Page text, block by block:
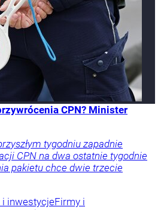
CPN? Minister
tygodniu zapadnie
CPN na dwa ostatnie tygodnie
pakietu chce dwie trzecie
i inwestycjeFirmy i